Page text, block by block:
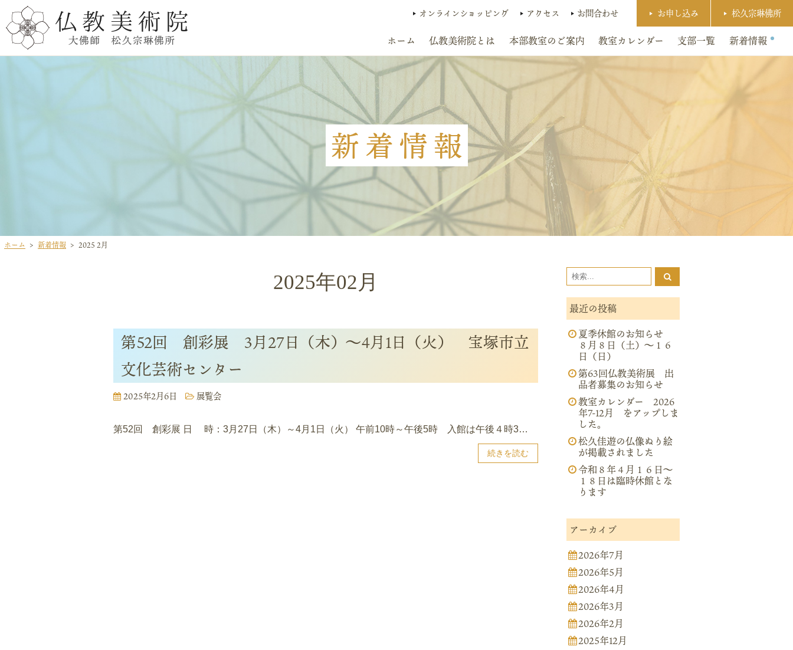
オンラインショッピング アクセス お問合わせ お申し込み 松久宗琳佛所
ホーム 仏教美術院とは 本部教室のご案内 教室カレンダー 支部一覧 新着情報
新着情報
ホーム 新着情報 2025 2月
2025年02月
第52回 創彩展 3月27日（木）～4月1日（火） 宝塚市立
文化芸術センター
2025年2月6日 展覧会
第52回 創彩展 日 時：3月27日（木）～4月1日（火） 午前10時～午後5時 入館は午後４時3…
続きを読む
最近の投稿
夏季休館のお知らせ
８月８日（土）～１６
日（日）
第63回仏教美術展 出
品者募集のお知らせ
教室カレンダー 2026
年7-12月 をアップしま
した。
松久佳遊の仏像ぬり絵
が掲載されました
令和８年４月１６日～
１８日は臨時休館とな
ります
アーカイブ
2026年7月
2026年5月
2026年4月
2026年3月
2026年2月
2025年12月